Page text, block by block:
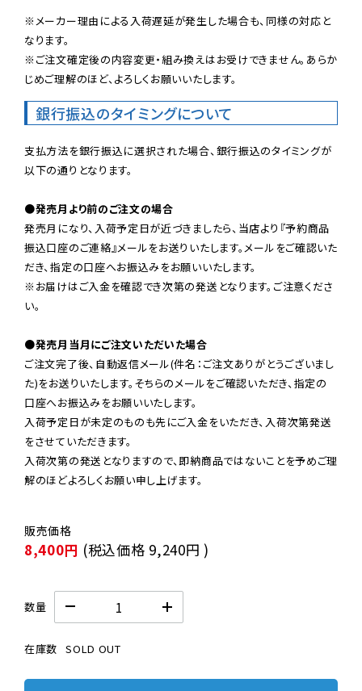
※メーカー理由による入荷遅延が発生した場合も、同様の対応と
なります。
※ご注文確定後の内容変更・組み換えはお受けできません。あらか
じめご理解のほど、よろしくお願いいたします。
銀行振込のタイミングについて
支払方法を銀行振込に選択された場合、銀行振込のタイミングが
以下の通りとなります。
●発売月より前のご注文の場合
発売月になり、入荷予定日が近づきましたら、当店より『予約商品
振込口座のご連絡』メールをお送りいたします。メールをご確認いた
だき、指定の口座へお振込みをお願いいたします。
※お届けはご入金を確認でき次第の発送となります。ご注意くださ
い。
●発売月当月にご注文いただいた場合
ご注文完了後、自動返信メール(件名：ご注文ありがとうございまし
た)をお送りいたします。そちらのメールをご確認いただき、指定の
口座へお振込みをお願いいたします。
入荷予定日が未定のものも先にご入金をいただき、入荷次第発送
をさせていただきます。
入荷次第の発送となりますので、即納商品ではないことを予めご理
解のほどよろしくお願い申し上げます。
8,400円 (税込価格 9,240円 )
数量
在庫数 SOLD OUT